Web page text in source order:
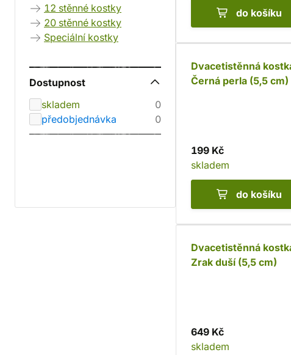
12 stěnné kostky
20 stěnné kostky
Speciální kostky
Dostupnost
skladem
0
předobjednávka
0
do košíku
Dvacetistěnná
Černá perla (5,5 cm)
199 Kč
skladem
do košíku
Dvacetistěnná
Zrak duší (5,5 cm)
649 Kč
skladem